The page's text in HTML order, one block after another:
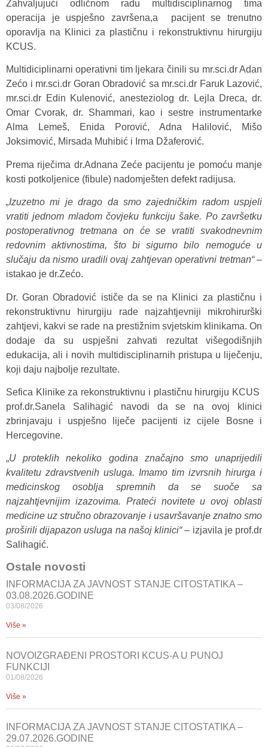
Zahvaljujući odličnom radu multidisciplinarnog tima
operacija je uspješno završena,a pacijent se trenutno
oporavlja na Klinici za plastičnu i rekonstruktivnu hirurgiju
KCUS.
Multidiciplinarni operativni tim ljekara činili su mr.sci.dr Adan
Zećo i mr.sci.dr Goran Obradović sa mr.sci.dr Faruk Lazović,
mr.sci.dr Edin Kulenović, anesteziolog dr. Lejla Dreca, dr.
Omar Cvorak, dr. Shammari, kao i sestre instrumentarke
Alma Lemeš, Enida Porović, Adna Halilović, Mišo
Joksimović, Mirsada Muhibić i Irma Džaferović.
Prema riječima dr.Adnana Zeće pacijentu je pomoću manje
kosti potkoljenice (fibule) nadomješten defekt radijusa.
„Izuzetno mi je drago da smo zajedničkim radom uspjeli
vratiti jednom mladom čovjeku funkciju šake. Po završetku
postoperativnog tretmana on će se vratiti svakodnevnim
redovnim aktivnostima, što bi sigurno bilo nemoguće u
slučaju da nismo uradili ovaj zahtjevan operativni tretman“–
istakao je dr.Zećo.
Dr. Goran Obradović ističe da se na Klinici za plastičnu i
rekonstruktivnu hirurgiju rade najzahtjevniji mikrohirurški
zahtjevi, kakvi se rade na prestižnim svjetskim klinikama. On
dodaje da su uspješni zahvati rezultat višegodišnjih
edukacija, ali i novih multidisciplinarnih pristupa u liječenju,
koji daju najbolje rezultate.
Sefica Klinike za rekonstruktivnu i plastičnu hirurgiju KCUS
prof.dr.Sanela Salihagić navodi da se na ovoj klinici
zbrinjavaju i uspješno liječe pacijenti iz cijele Bosne i
Hercegovine.
„U proteklih nekoliko godina značajno smo unaprijedili
kvalitetu zdravstvenih usluga. Imamo tim izvrsnih hirurga i
medicinskog osoblja spremnih da se suoče sa
najzahtjevnijim izazovima. Prateći novitete u ovoj oblasti
medicine uz stručno obrazovanje i usavršavanje znatno smo
proširili dijapazon usluga na našoj klinici“– izjavila je prof.dr
Salihagić.
Ostale novosti
INFORMACIJA ZA JAVNOST STANJE CITOSTATIKA –
03.08.2026.GODINE
03/08/2026
Više »
NOVOIZGRAĐENI PROSTORI KCUS-A U PUNOJ
FUNKCIJI
01/08/2026
Više »
INFORMACIJA ZA JAVNOST STANJE CITOSTATIKA –
29.07.2026.GODINE